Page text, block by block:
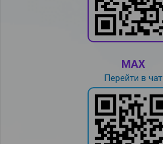
MAX
Перейти в чат